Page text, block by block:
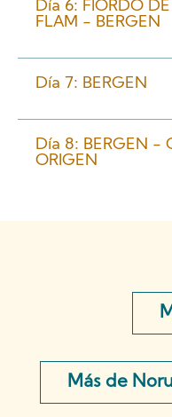
Día 6: FIORDO
FLAM - BERGEN
Día 7: BERGEN
Día 8: BERGEN -
ORIGEN
Más de